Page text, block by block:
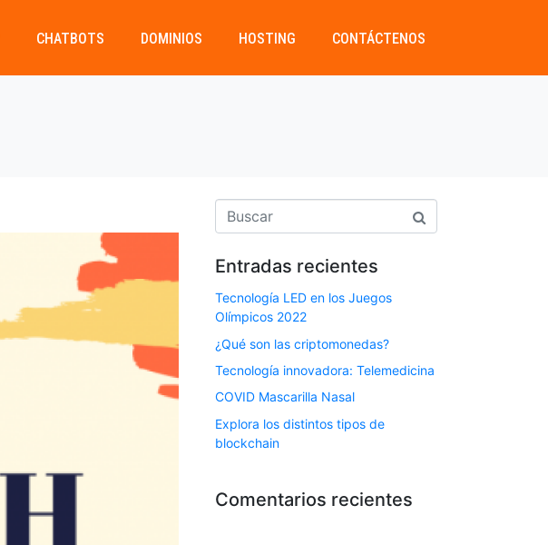
CHATBOTS DOMINIOS HOSTING CONTÁCTENOS
Entradas recientes
Tecnología LED en los Juegos
Olímpicos 2022
¿Qué son las criptomonedas?
Tecnología innovadora: Telemedicina
COVID Mascarilla Nasal
Explora los distintos tipos de
blockchain
Comentarios recientes